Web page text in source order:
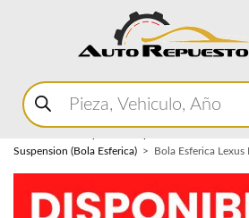
Buscar
productos
Suspension (Bola Esferica)
Bola Esferica